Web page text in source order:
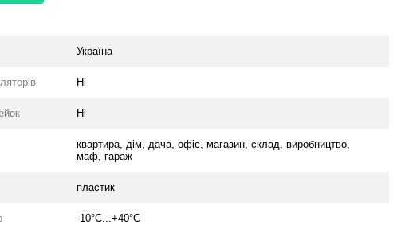
Україна
Ні
Ні
квартира, дім, дача, офіс, магазин, склад, виробництво,
маф, гараж
пластик
-10°C...+40°C